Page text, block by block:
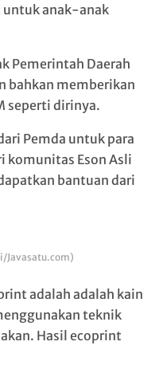
anak-anak
Pemerintah Daerah
bahkan memberikan
seperti dirinya.
Pemda untuk para
komunitas Eson Asli
bantuan dari
Javasatu.com)
adalah adalah kain
teknik
Hasil ecoprint